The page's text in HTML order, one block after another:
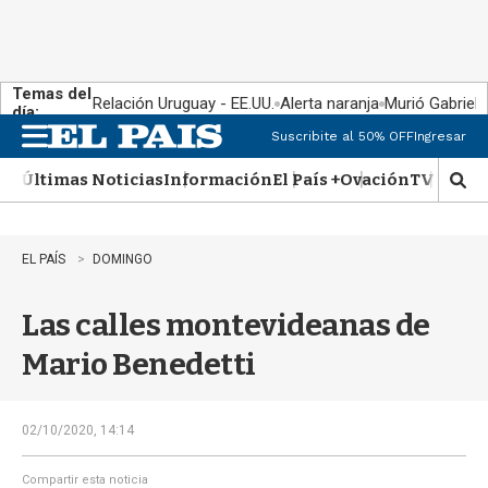
Temas del
día:
Relación Uruguay - EE.UU. Alerta naranja Murió Gabriel
n
u
Suscribite al 50% OFFIngresar
Últimas NoticiasInformaciónEl País +OvaciónTV Show
M
o
e
EL PAÍS DOMINGO
Las calles montevideanas de
Mario Benedetti
02/10/2020, 14:14
Compartir esta noticia